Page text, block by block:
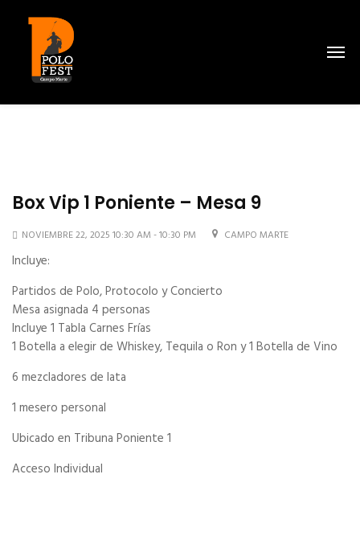
Box Vip 1 Poniente – Mesa 9
NOVIEMBRE 22, 2025 10:30 AM - 10:30 PM CAMPO MARTE
Incluye:
Partidos de Polo, Protocolo y Concierto
Mesa asignada 4 personas
Incluye 1 Tabla Carnes Frías
1 Botella a elegir de Whiskey, Tequila o Ron y 1 Botella de Vino
6 mezcladores de lata
1 mesero personal
Ubicado en Tribuna Poniente 1
Acceso Individual